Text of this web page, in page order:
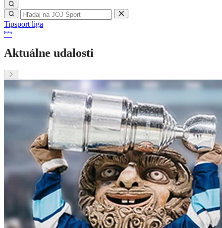
Tipsport liga
Aktuálne udalosti